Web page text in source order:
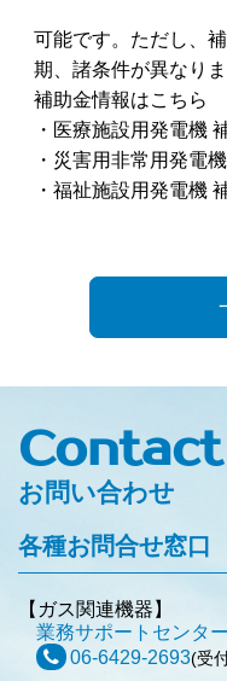
可能です。ただし、
期、諸条件が異なりま
補助金情報はこちら
・ 医療施設用発電機
・ 災害用非常用発電
・福祉施設用発電機
Contact
お問い合わせ
各種お問合せ窓口
【ガス関連機器】
業務サポート
06-6429-2693(受